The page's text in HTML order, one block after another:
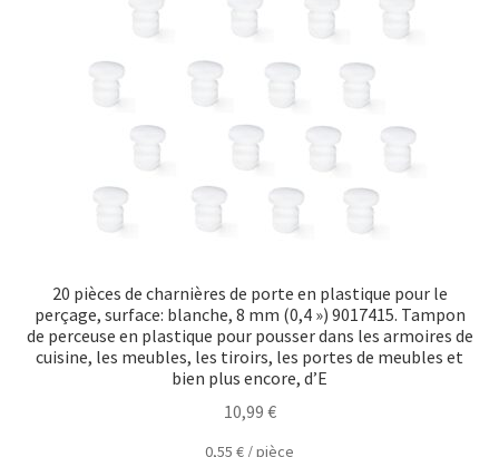
Transport maritime
20 pièces de charnières de porte en plastique pour le
perçage, surface: blanche, 8 mm (0,4 ») 9017415. Tampon
de perceuse en plastique pour pousser dans les armoires de
cuisine, les meubles, les tiroirs, les portes de meubles et
bien plus encore, d’E
10,99 €
0,55 € /pièce